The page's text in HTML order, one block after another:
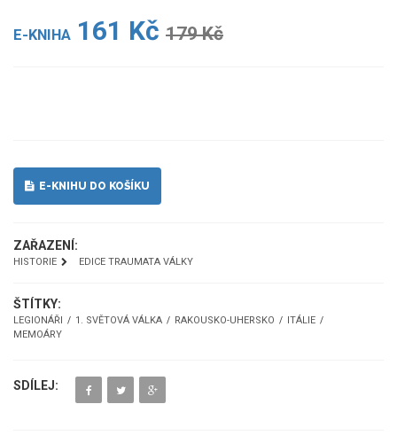
E-KNIHA 161 Kč 179 Kč
E-KNIHU DO KOŠÍKU
ZAŘAZENÍ:
HISTORIE EDICE TRAUMATA VÁLKY
ŠTÍTKY:
LEGIONÁŘI 1. SVĚTOVÁ VÁLKA RAKOUSKO-UHERSKO
ITÁLIE
MEMOÁRY
SDÍLEJ: